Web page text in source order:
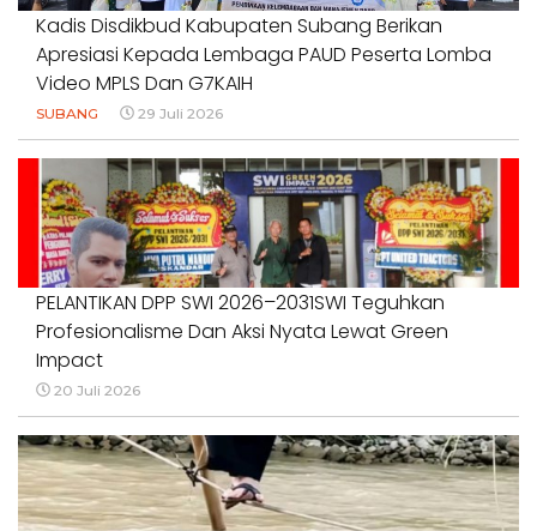
Kadis Disdikbud Kabupaten Subang Berikan
Apresiasi Kepada Lembaga PAUD Peserta Lomba
Video MPLS Dan G7KAIH
SUBANG 29 Juli 2026
PELANTIKAN DPP SWI 2026–2031SWI Teguhkan
Profesionalisme Dan Aksi Nyata Lewat Green
Impact
20 Juli 2026